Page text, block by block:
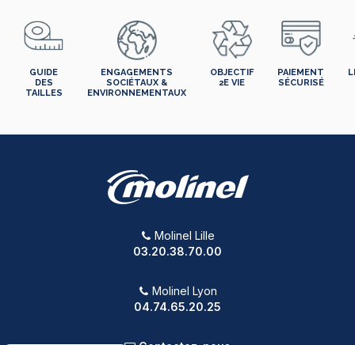
GUIDE
DES
TAILLES
ENGAGEMENTS
SOCIÉTAUX &
ENVIRONNEMENTAUX
OBJECTIF
2E VIE
PAIEMENT
SÉCURISÉ
Molinel Lille
03.20.38.70.00
Molinel Lyon
04.74.65.20.25